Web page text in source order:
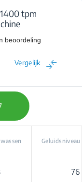
tpm
beoordeling
Vergelijk
76